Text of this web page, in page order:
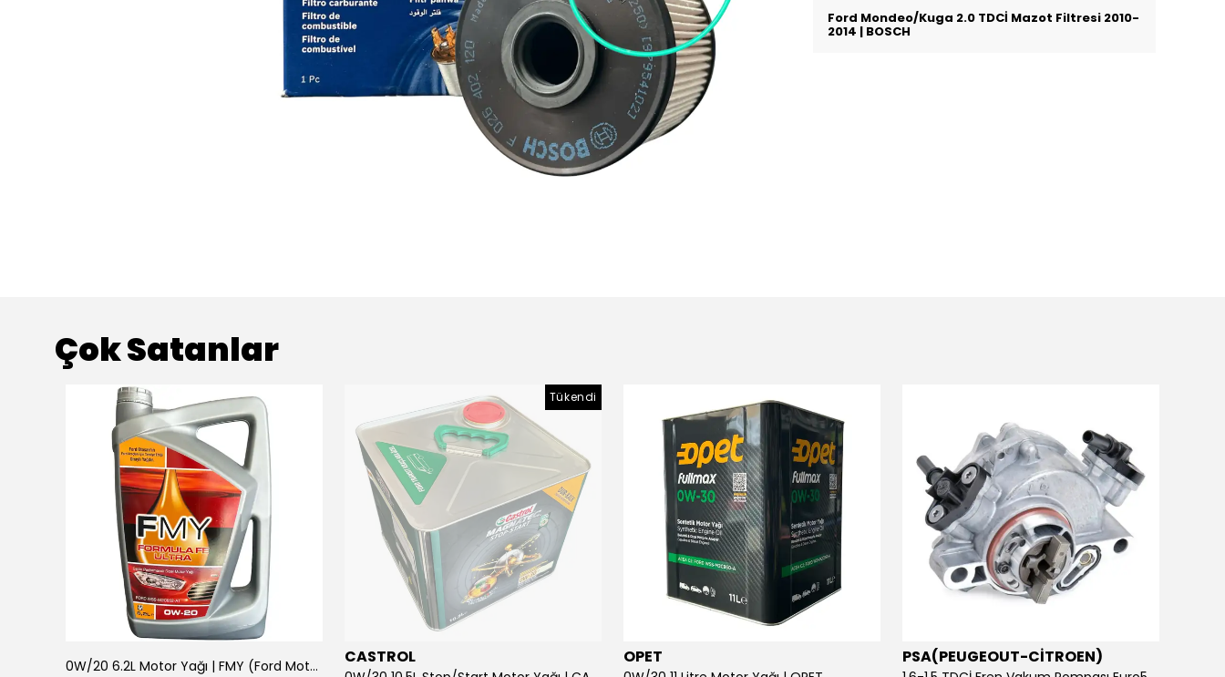
Ford Mondeo/Kuga 2.0 TDCİ Mazot Filtresi 2010-
2014 | BOSCH
Çok Satanlar
0W/20 6.2L Motor Yağı | FMY (Ford Motor Yağları)
Tükendi
CASTROL OPET PSA(PEUGEOUT-CİTROEN)